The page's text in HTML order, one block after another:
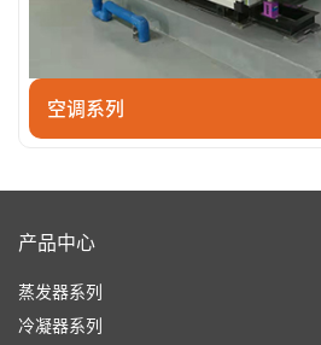
空调系列
产品中心
蒸发器系列
冷凝器系列